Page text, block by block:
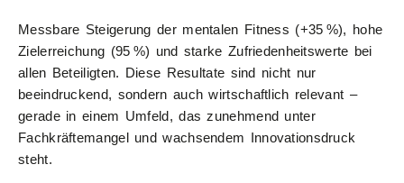
Messbare Steigerung der mentalen Fitness (+35 %), hohe
Zielerreichung (95 %) und starke Zufriedenheitswerte bei
allen Beteiligten. Diese Resultate sind nicht nur
beeindruckend, sondern auch wirtschaftlich relevant –
gerade in einem Umfeld, das zunehmend unter
Fachkräftemangel und wachsendem Innovationsdruck
steht.